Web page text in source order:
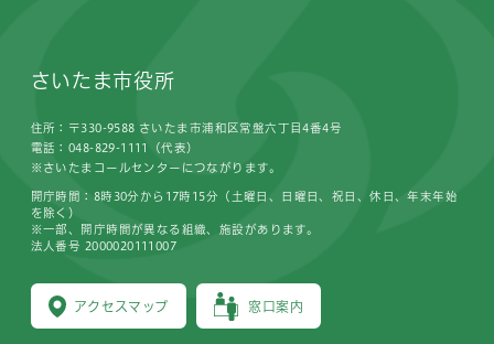
さいたま市役所
住所：〒330-9588 さいたま市浦和区常盤六丁目4番4号
電話：048-829-1111（代表）
※さいたまコールセンターにつながります。
アクセスマップ 窓口案内
開庁時間：8時30分から17時15分（土曜日、日曜日、祝日、休日、年末年始
を除く）
※一部、開庁時間が異なる組織、施設があります。
法人番号 2000020111007